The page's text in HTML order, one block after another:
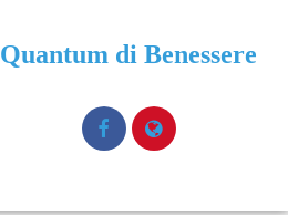
Quantum di Benessere